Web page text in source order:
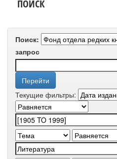
ПОИСК
Поиск:
запрос
Текущие фильтры: